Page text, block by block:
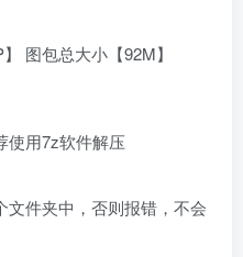
图包总大小【92M】
使用7z软件解压
文件夹中，否则报错，不会